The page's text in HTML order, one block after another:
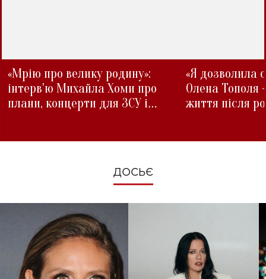
«Мрію про велику родину»:
інтерв'ю Михайла Хоми про
плани, концерти для ЗСУ і
«Я дозволила
Олена Тополя
життя після
ДОСЬЄ